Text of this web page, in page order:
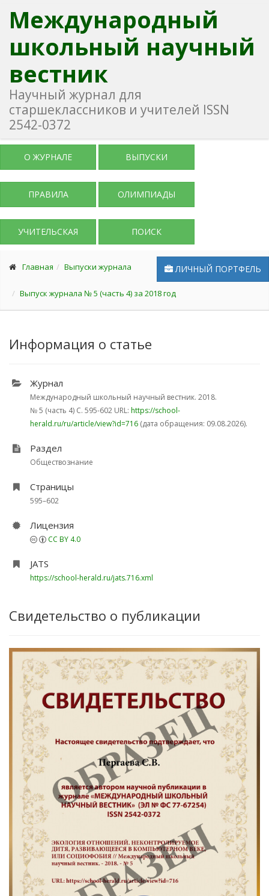
Международный
школьный научный
вестник
Научный журнал для
старшеклассников и учителей ISSN
2542-0372
О ЖУРНАЛЕ ВЫПУСКИ
ПРАВИЛА ОЛИМПИАДЫ
УЧИТЕЛЬСКАЯ ПОИСК
ЛИЧНЫЙ ПОРТФЕЛЬ
Главная Выпуски журнала
Выпуск журнала № 5 (часть 4) за 2018 год
Информация о статье
Журнал
Международный школьный научный вестник. 2018.
№ 5 (часть 4) С. 595-602 URL: https://school-
herald.ru/ru/article/view?id=716 (дата обращения: 09.08.2026).
Раздел
Обществознание
Страницы
595–602
Лицензия
CC BY 4.0
JATS
https://school-herald.ru/jats.716.xml
Свидетельство о публикации